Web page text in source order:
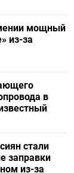
мощный
из-за
в
стали
заправки
из-за